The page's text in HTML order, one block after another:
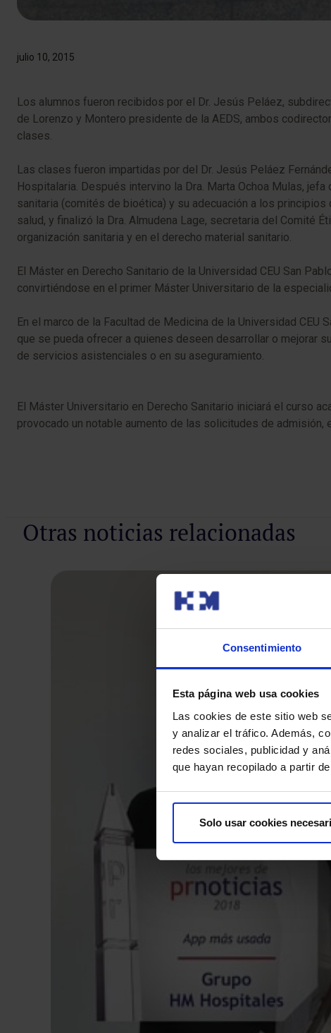
Consentimiento
Esta página web usa cookies
Las cookies de este sitio web
y analizar el tráfico. Además,
redes sociales, publicidad y
que hayan recopilado a partir
Solo usar cookies
julio 10, 2015
Los alumnos fueron recibidos por el Dr. Jesús Peláez,
de Lorenzo y Montero presidente de la AEDS, ambos
clases.
Las clases fueron impartidas por del Dr. Jesús Peláez
Hospitalaria. Después intervino la Dra. Marta Ochoa Mulas,
sanitaria (comités de bioética) y su adecuación a los
salud, y finalizó la Dra. Almudena Lage, secretaria del Comité
organización sanitaria y en el derecho material sanitario.
El Máster en Derecho Sanitario de la Universidad CEU San
convirtiéndose en el primer Máster Universitario de la
En el marco de la Facultad de Medicina de la Universidad
que se pueda ofrecer a quienes deseen desarrollar o mejorar
de servicios asistenciales o en su aseguramiento.
El Máster Universitario en Derecho Sanitario iniciará el curso
provocado un notable aumento de las solicitudes de admisión,
Otras noticias relacionadas